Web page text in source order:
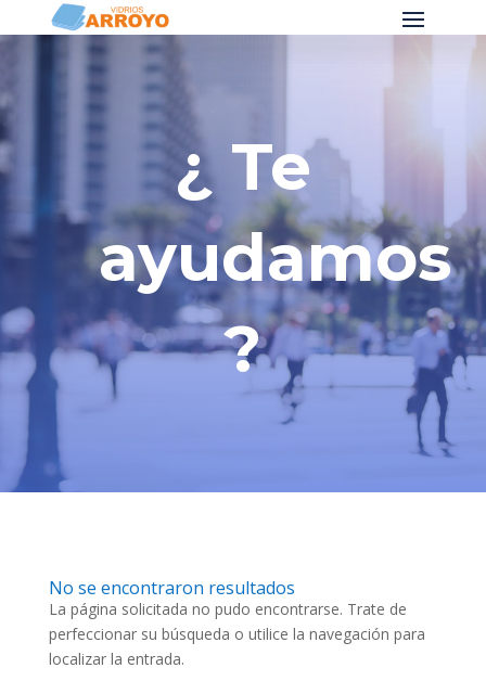
¿ Te
ayudamos
?
No se encontraron resultados
La página solicitada no pudo encontrarse. Trate de
perfeccionar su búsqueda o utilice la navegación para
localizar la entrada.